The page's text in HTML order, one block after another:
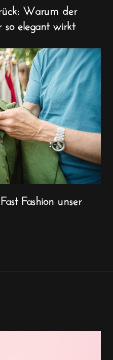
Warum der
elegant wirkt
Fashion unser